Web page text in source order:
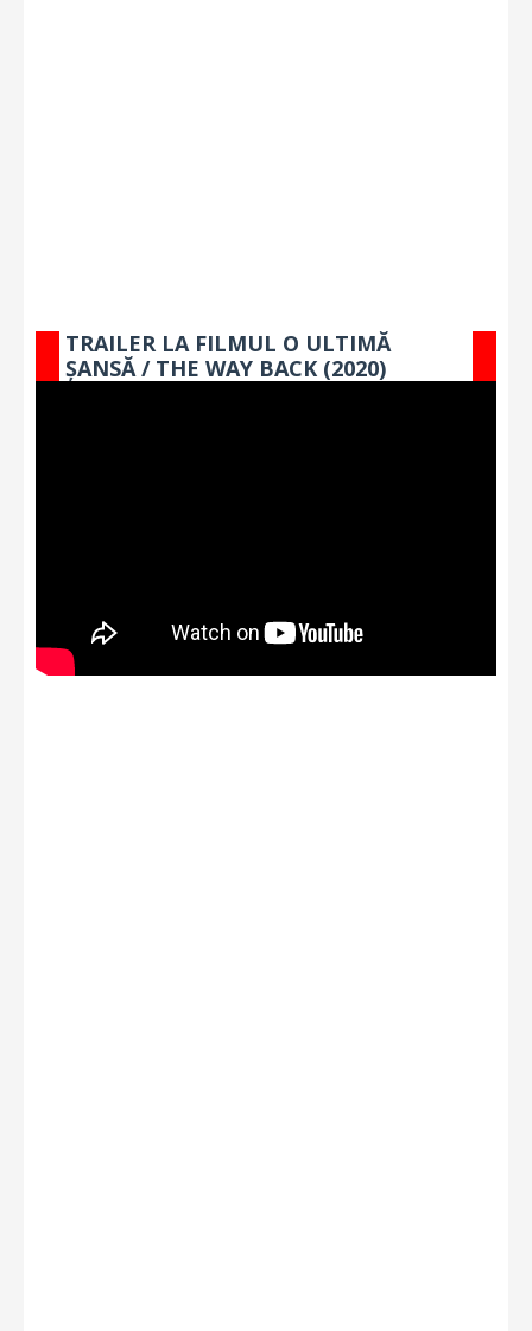
TRAILER LA FILMUL O ULTIMĂ
ȘANSĂ / THE WAY BACK (2020)